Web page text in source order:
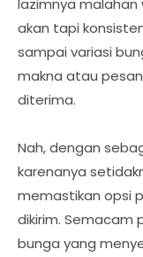
lazimnya malahan
akan tapi
sampai variasi
makna atau
diterima.
Nah, dengan
karenanya
memastikan opsi
dikirim. Semacam
bunga yang